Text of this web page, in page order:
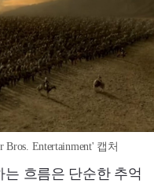
Entertainment' 캡처
흐름은 단순한 추억